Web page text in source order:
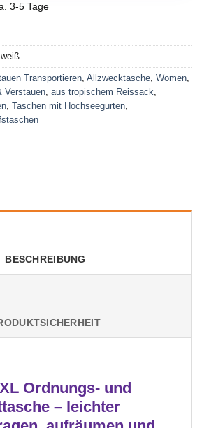
3-5 Tage
Transportieren, Allzwecktasche, Women,
Verstauen, aus tropischem Reissack,
, Taschen mit Hochseegurten,
BESCHREIBUNG
Ordnungs- und
– leichter